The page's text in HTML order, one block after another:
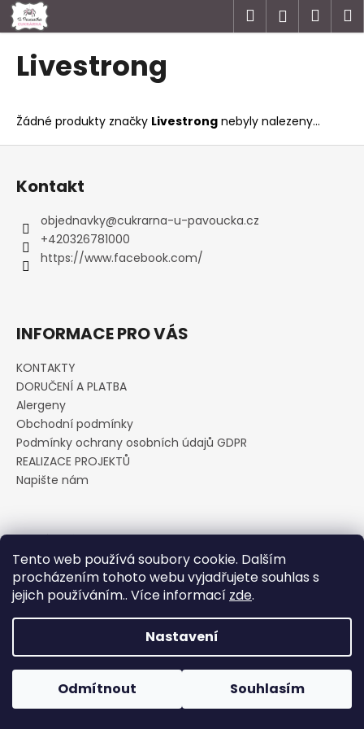
Tento web používá soubory cookie. Dalším
procházením tohoto webu vyjadřujete souhlas s
jejich používáním.. Více informací zde.
Nastavení
Odmítnout Souhlasím
Přejít
na
obsah
Hledat
Livestrong
Žádné produkty značky Livestrong nebyly nalezeny...
K
o
o
p
o
t
ř
b
u
t
e
n
a
j
í
t
?
HLEDAT
D
p
u
Z
Kontakt
objednavky@cukrarna-u-pavoucka.cz
+420326781000
https://www.facebook.com/
INFORMACE PRO VÁS
KONTAKTY
DORUČENÍ A PLATBA
Alergeny
Obchodní podmínky
Podmínky ochrany osobních údajů GDPR
REALIZACE PROJEKTŮ
Napište nám
Přijímáme online platby
Vytvořil Shoptet
Copyright 2026Cukrárna U Pavoučka. Všechna práva
vyhrazena.Upravit nastavení cookies